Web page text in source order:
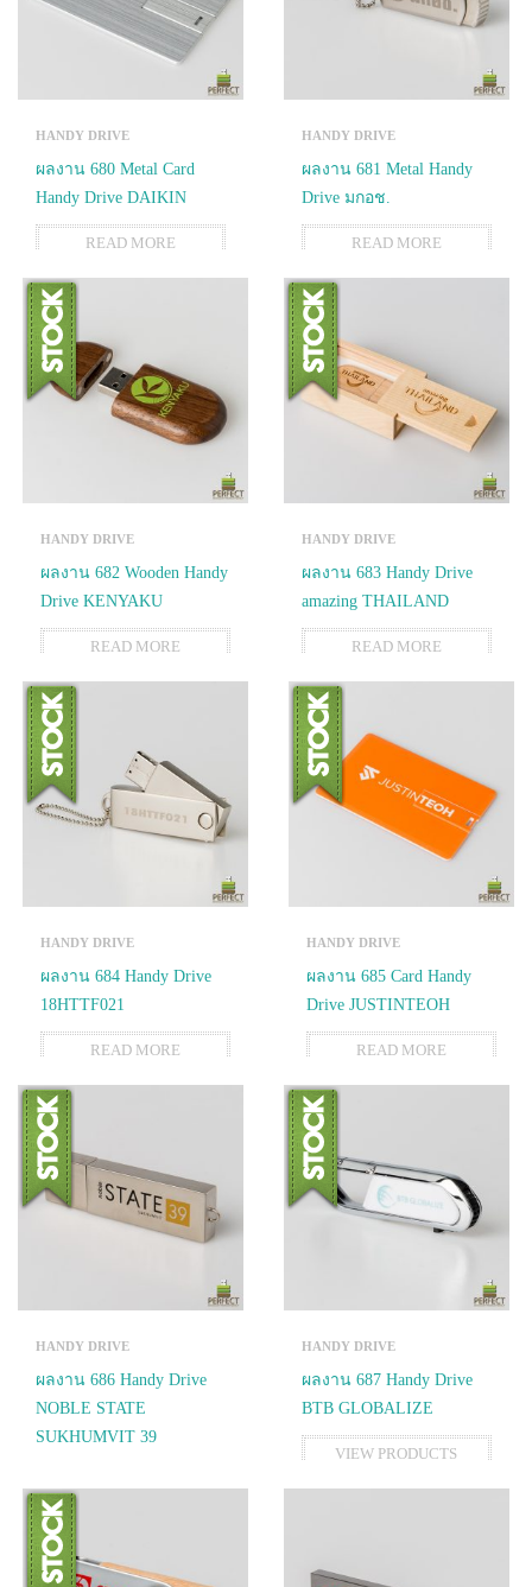
HANDY DRIVE
ผลงาน 680 Metal Card
Handy Drive DAIKIN
READ MORE
HANDY DRIVE
ผลงาน 681 Metal Handy
Drive มกอช.
READ MORE
HANDY DRIVE
ผลงาน 682 Wooden Handy
Drive KENYAKU
READ MORE
HANDY DRIVE
ผลงาน 683 Handy Drive
amazing THAILAND
READ MORE
HANDY DRIVE
ผลงาน 684 Handy Drive
18HTTF021
READ MORE
HANDY DRIVE
ผลงาน 685 Card Handy
Drive JUSTINTEOH
READ MORE
HANDY DRIVE
ผลงาน 686 Handy Drive
NOBLE STATE
SUKHUMVIT 39
HANDY DRIVE
ผลงาน 687 Handy Drive
BTB GLOBALIZE
VIEW PRODUCTS